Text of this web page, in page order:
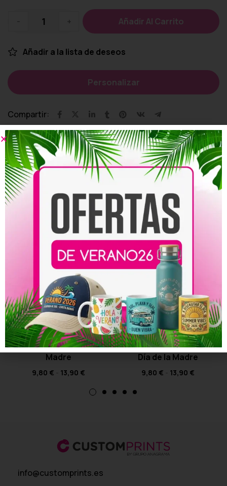
- + Añadir Al Carrito
Añadir a la lista de deseos
Personalizar
Compartir:
Productos relacionados
Camiseta Yo Soy Tu
Madre – Especial Día de la
Madre
9,80 € 13,90 €
Camiseta Joya de la
Temporada – Especial
Día de la Madre
9,80 € 13,90 €
info@customprints.es